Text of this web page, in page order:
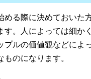
める際に決めておいた
す。人によっては細か
プルの価値観などによ
ものになります。